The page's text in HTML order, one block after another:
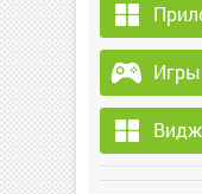
Игры